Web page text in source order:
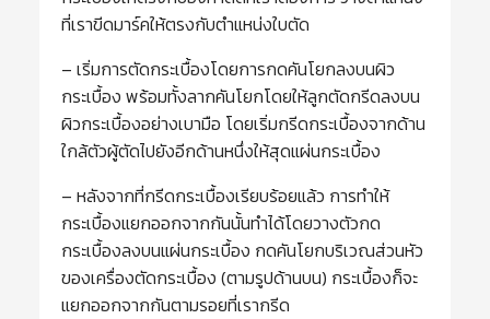
ที่เราขีดมาร์คให้ตรงกับตำแหน่งใบตัด
– เริ่มการตัดกระเบื้องโดยการกดคันโยกลงบนผิว
กระเบื้อง พร้อมทั้งลากคันโยกโดยให้ลูกตัดกรีดลงบน
ผิวกระเบื้องอย่างเบามือ โดยเริ่มกรีดกระเบื้องจากด้าน
ใกล้ตัวผู้ตัดไปยังอีกด้านหนึ่งให้สุดแผ่นกระเบื้อง
– หลังจากที่กรีดกระเบื้องเรียบร้อยแล้ว การทำให้
กระเบื้องแยกออกจากกันนั้นทำได้โดยวางตัวกด
กระเบื้องลงบนแผ่นกระเบื้อง กดคันโยกบริเวณส่วนหัว
ของเครื่องตัดกระเบื้อง (ตามรูปด้านบน) กระเบื้องก็จะ
แยกออกจากกันตามรอยที่เรากรีด